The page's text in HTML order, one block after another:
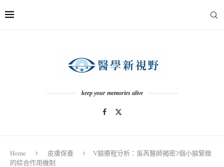
keep your memories alive
Home 皮膚保養
V臉療程分析：吳芮醫師揭密3個小臉緊緻
的綜合作用機制